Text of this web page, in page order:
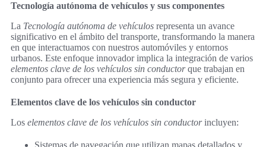
Tecnología autónoma de vehículos y sus componentes
La Tecnología autónoma de vehículos representa un avance
significativo en el ámbito del transporte, transformando la manera
en que interactuamos con nuestros automóviles y entornos
urbanos. Este enfoque innovador implica la integración de varios
elementos clave de los vehículos sin conductorque trabajan en
conjunto para ofrecer una experiencia más segura y eficiente.
Elementos clave de los vehículos sin conductor
Los elementos clave de los vehículos sin conductorincluyen: